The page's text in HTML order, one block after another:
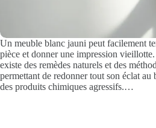
Un meuble blanc jauni peut facilement
pièce et donner une impression
existe des remèdes naturels et des
permettant de redonner tout son éclat au
des produits chimiques agressifs.…